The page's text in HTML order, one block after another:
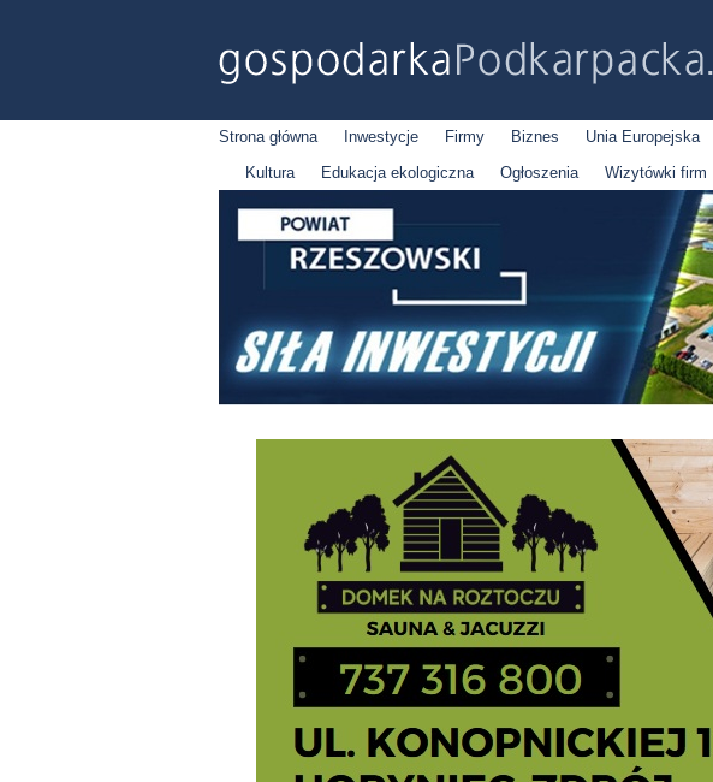
Strona główna Inwestycje Firmy Biznes Unia Europejska
Kultura
Edukacja ekologiczna Ogłoszenia Wizytówki firm